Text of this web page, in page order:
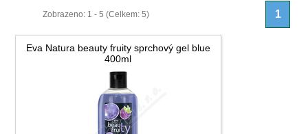
Zobrazeno: 1 - 5 (Celkem: 5) 1
Eva Natura beauty fruity sprchový gel blue
400ml